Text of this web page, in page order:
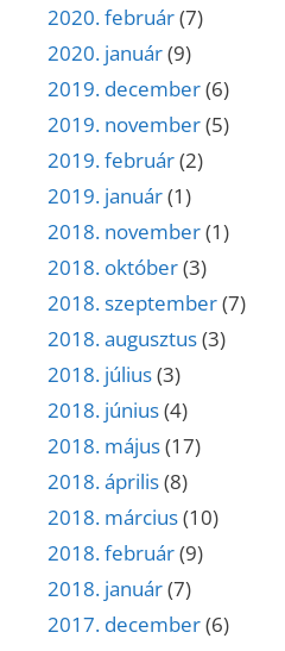
2020. február(7)
2020. január(9)
2019. december(6)
2019. november(5)
2019. február(2)
2019. január(1)
2018. november(1)
2018. október(3)
2018. szeptember(7)
2018. augusztus(3)
2018. július(3)
2018. június(4)
2018. május(17)
2018. április(8)
2018. március(10)
2018. február(9)
2018. január(7)
2017. december(6)